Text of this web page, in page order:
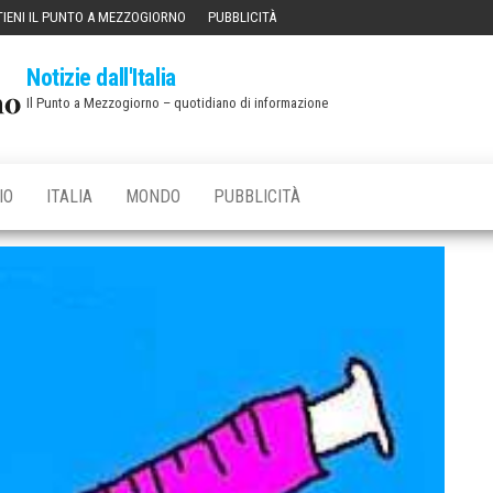
IL PUNTO A MEZZOGIORNO PUBBLICITÀ
Notizie dall'Italia
Il Punto a Mezzogiorno – quotidiano di informazione
ITALIA MONDO PUBBLICITÀ